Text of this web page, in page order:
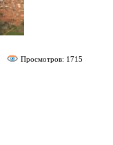
Просмотров: 1715